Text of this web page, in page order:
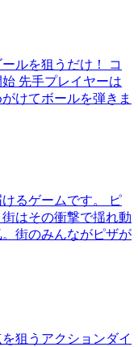
ルを狙うだけ！ コ
先手プレイヤーは
けてボールを弾きま
るゲームです。 ピ
はその衝撃で揺れ動
街のみんながピザが
狙うアクションダイ